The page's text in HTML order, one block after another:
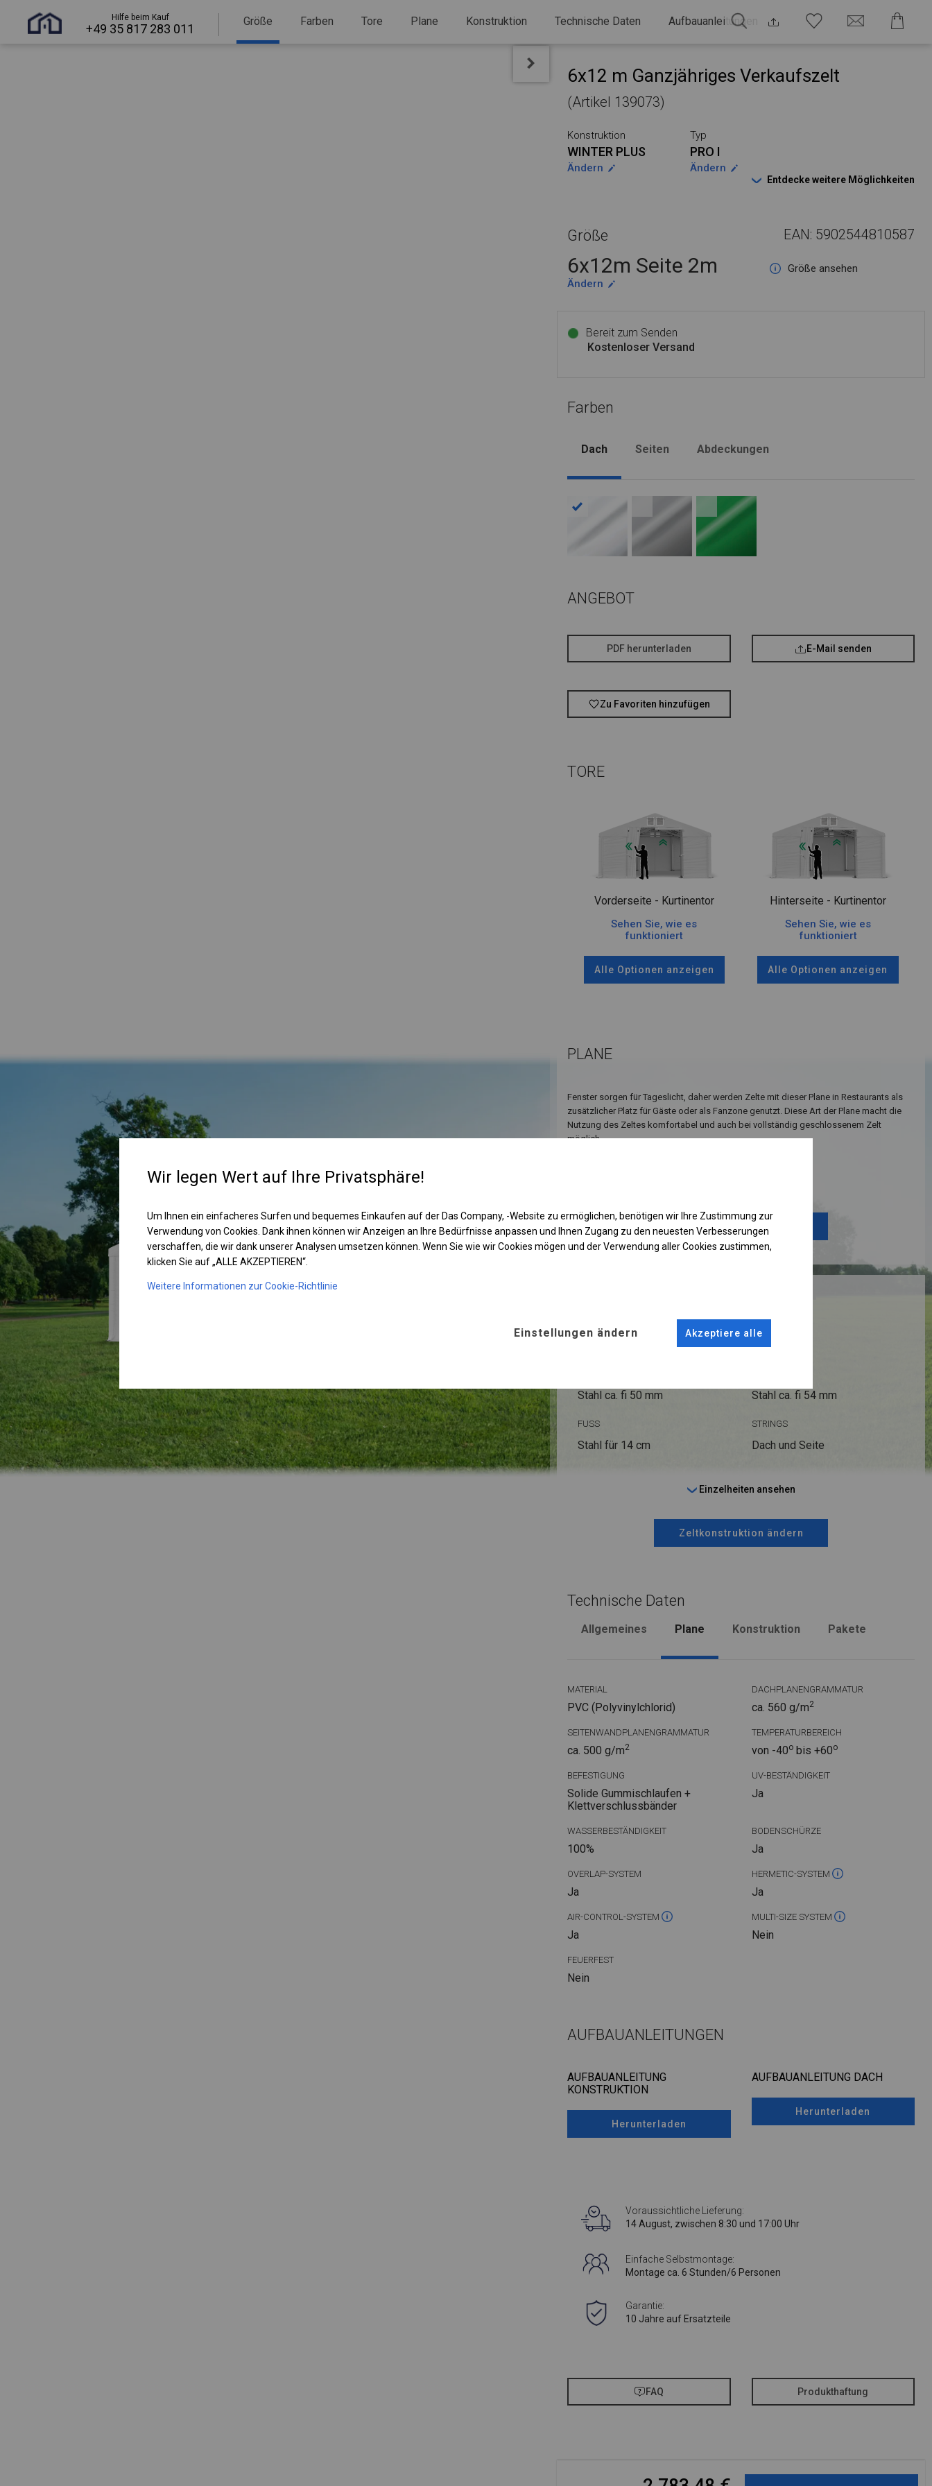
Hilfe beim Kauf
+49 35 817 283 011
Größe Farben Tore Plane Konstruktion Technische Daten Aufbauanleitungen
6x12 m Ganzjähriges Verkaufszelt
(Artikel 139073)
Konstruktion
WINTER PLUS
Ändern
Typ
PRO I
Ändern
Entdecke weitere Möglichkeiten
Größe EAN: 5902544810587
6x12m Seite 2m
Größe ansehen
Ändern
Bereit zum Senden
Kostenloser Versand
Farben
Dach Seiten Abdeckungen
ANGEBOT
PDF herunterladen E-Mail senden
Zu Favoriten hinzufügen
TORE
Vorderseite - Kurtinentor
Sehen Sie, wie es
funktioniert
Alle Optionen anzeigen
Hinterseite - Kurtinentor
Sehen Sie, wie es
funktioniert
Alle Optionen anzeigen
PLANE
Fenster sorgen für Tageslicht, daher werden Zelte mit dieser Plane in Restaurants als
zusätzlicher Platz für Gäste oder als Fanzone genutzt. Diese Art der Plane macht die
Nutzung des Zeltes komfortabel und auch bei vollständig geschlossenem Zelt
möglich.
Plane ändern
WINTER PLUS
Stahl ca. fi 50 mm Stahl ca. fi 54 mm
FUSS
Stahl für 14 cm
STRINGS
Dach und Seite
Einzelheiten ansehen
Zeltkonstruktion ändern
Technische Daten
Allgemeines Plane Konstruktion Pakete
MATERIAL
PVC (Polyvinylchlorid)
DACHPLANENGRAMMATUR
ca. 560 g/m2
SEITENWANDPLANENGRAMMATUR
ca. 500 g/m2
TEMPERATURBEREICH
von -40obis +60o
BEFESTIGUNG
Solide Gummischlaufen +
Klettverschlussbänder
UV-BESTÄNDIGKEIT
Ja
WASSERBESTÄNDIGKEIT
100%
BODENSCHÜRZE
Ja
OVERLAP-SYSTEM
Ja
HERMETIC-SYSTEM
Ja
AIR-CONTROL-SYSTEM
Ja
MULTI-SIZE SYSTEM
Nein
FEUERFEST
Nein
AUFBAUANLEITUNGEN
AUFBAUANLEITUNG
KONSTRUKTION
Herunterladen
AUFBAUANLEITUNG DACH
Herunterladen
Voraussichtliche Lieferung:
14 August, zwischen 8:30 und 17:00 Uhr
Einfache Selbstmontage:
Montage ca. 6 Stunden/6 Personen
Garantie:
10 Jahre auf Ersatzteile
FAQ Produkthaftung
Wir legen Wert auf Ihre Privatsphäre!
Um Ihnen ein einfacheres Surfen und bequemes Einkaufen auf der Das Company, -Website zu ermöglichen, benötigen wir Ihre Zustimmung zur
Verwendung von Cookies. Dank ihnen können wir Anzeigen an Ihre Bedürfnisse anpassen und Ihnen Zugang zu den neuesten Verbesserungen
verschaffen, die wir dank unserer Analysen umsetzen können. Wenn Sie wie wir Cookies mögen und der Verwendung aller Cookies zustimmen,
klicken Sie auf „ALLE AKZEPTIEREN“.
Weitere Informationen zur Cookie-Richtlinie
Einstellungen ändern Akzeptiere alle